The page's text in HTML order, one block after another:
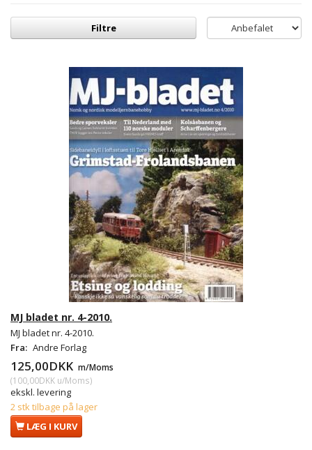
Filtre
MJ bladet nr. 4-2010.
MJ bladet nr. 4-2010.
Fra: Andre Forlag
125,00DKK m/Moms
(100,00DKK u/Moms)
ekskl. levering
2 stk tilbage på lager
LÆG I KURV